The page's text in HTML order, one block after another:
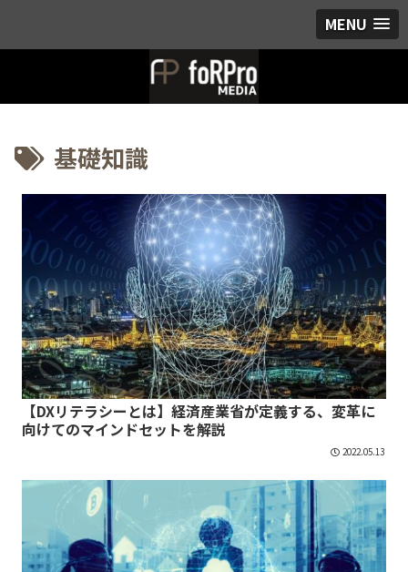
MENU
基礎知識
【DXリテラシーとは】経済産業省が定義する、変革に
向けてのマインドセットを解説
2022.05.13